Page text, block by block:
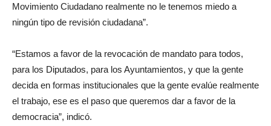
Movimiento Ciudadano realmente no le tenemos miedo a
ningún tipo de revisión ciudadana”.
“Estamos a favor de la revocación de mandato para todos,
para los Diputados, para los Ayuntamientos, y que la gente
decida en formas institucionales que la gente evalúe realmente
el trabajo, ese es el paso que queremos dar a favor de la
democracia”, indicó.